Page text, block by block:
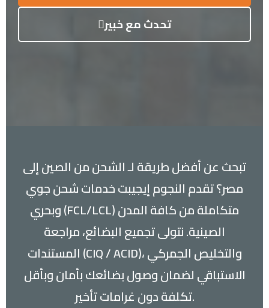
تحدث مع خبير
تبحث عن أفضل طريقة لـ الشحن من الصين إلى
مصر؟ تقدم النجوم إيجيبت خدمات شحن جوي
وبحري (FCL/LCL) متكاملة من كافة المدن
الصينية. نتولى تجميع البضائع، مراجعة
المستندات (CIQ / ACID)، والتخليص الجمركي
الاستباقي لضمان وصول بضائعك بأمان وبأقل
تكلفة دون غرامات تأخير.